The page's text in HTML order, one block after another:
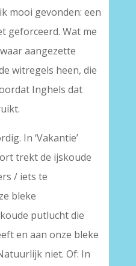
mooi gevonden: een
geforceerd. Wat me
aangezette
witregels heen, die
Inghels dat
In ‘Vakantie’
trekt de ijskoude
/ iets te
bleke
putlucht die
en aan onze bleke
niet. Of: In